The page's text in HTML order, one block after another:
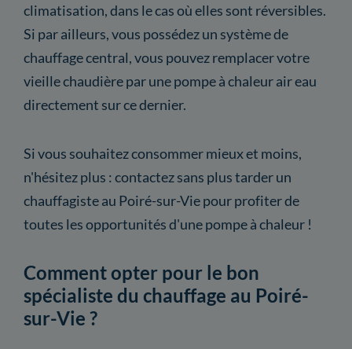
climatisation, dans le cas où elles sont réversibles.
Si par ailleurs, vous possédez un système de
chauffage central, vous pouvez remplacer votre
vieille chaudière par une pompe à chaleur air eau
directement sur ce dernier.
Si vous souhaitez consommer mieux et moins,
n'hésitez plus : contactez sans plus tarder un
chauffagiste au Poiré-sur-Vie pour profiter de
toutes les opportunités d'une pompe à chaleur !
Comment opter pour le bon
spécialiste du chauffage au Poiré-
sur-Vie ?